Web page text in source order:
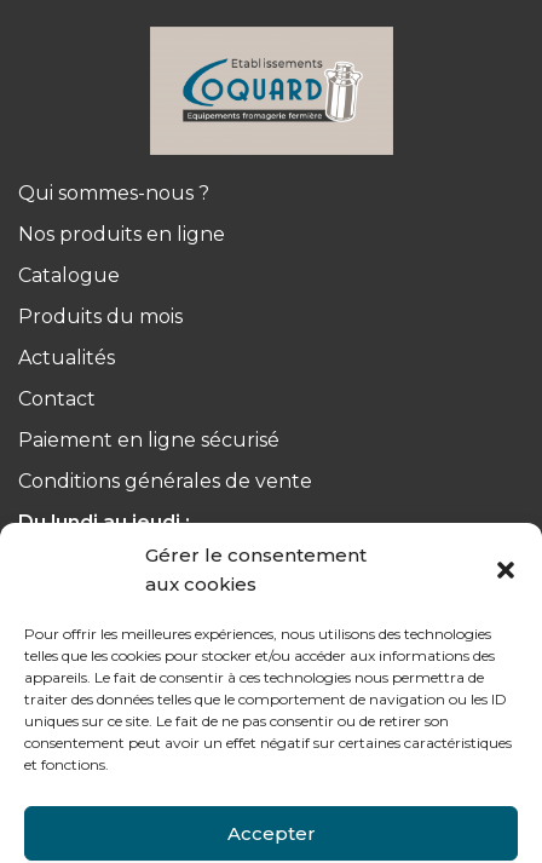
Gérer le consentement
aux cookies
Pour offrir les meilleures expériences, nous utilisons des technologies
telles que les cookies pour stocker et/ou accéder aux informations des
appareils. Le fait de consentir à ces technologies nous permettra de
traiter des données telles que le comportement de navigation ou les ID
uniques sur ce site. Le fait de ne pas consentir ou de retirer son
consentement peut avoir un effet négatif sur certaines caractéristiques
et fonctions.
Accepter
Qui sommes-nous ?
Nos produits en ligne
Catalogue
Produits du mois
Actualités
Contact
Paiement en ligne sécurisé
Conditions générales de vente
Du lundi au jeudi :
de 8h à 12h30 et de 13h30 à 17h20
de 8h à 12h30 et de 13h30 à 16h
Contactez-nous